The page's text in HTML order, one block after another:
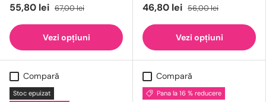
55,80 lei 67,00 lei
Vezi opțiuni
46,80 lei 56,00 lei
Vezi opțiuni
Compară
Stoc epuizat
Compară
Pana la 16 % reducere